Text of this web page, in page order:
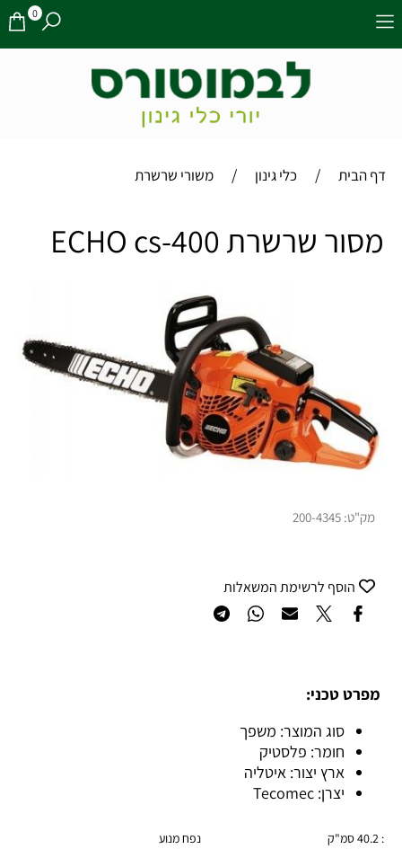
0
דף הבית / כלי גינון / משורי שרשרת
מסור שרשרת ECHO cs-400
מק"ט: 200-4345
הוסף לרשימת המשאלות
מפרט טכני:
סוג המוצר: משפך
חומר: פלסטיק
ארץ יצור: איטליה
יצרן: Tecomec
: 40.2 סמ"ק
נפח מנוע